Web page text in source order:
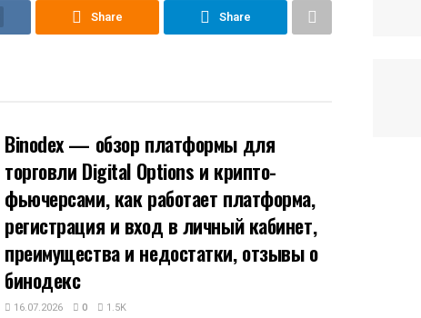
Share Share
Binodex — обзор платформы для
торговли Digital Options и крипто-
фьючерсами, как работает платформа,
регистрация и вход в личный кабинет,
преимущества и недостатки, отзывы о
бинодекс
16.07.2026 0 1.5K